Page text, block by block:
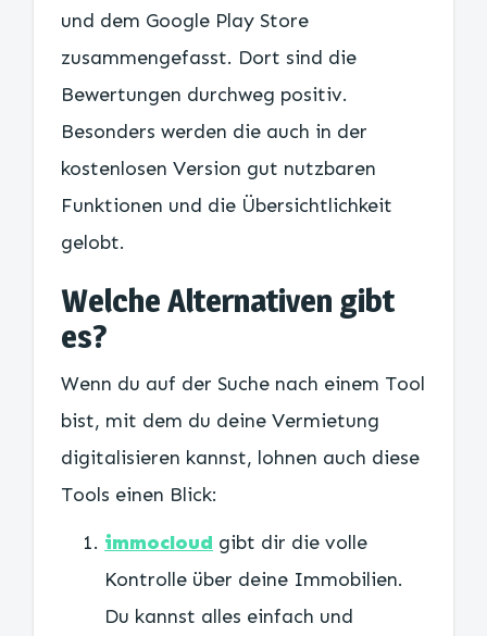
und dem Google Play Store
zusammengefasst. Dort sind die
Bewertungen durchweg positiv.
Besonders werden die auch in der
kostenlosen Version gut nutzbaren
Funktionen und die Übersichtlichkeit
gelobt.
Welche Alternativen gibt
es?
Wenn du auf der Suche nach einem Tool
bist, mit dem du deine Vermietung
digitalisieren kannst, lohnen auch diese
Tools einen Blick:
immocloud gibt dir die volle
Kontrolle über deine Immobilien.
Du kannst alles einfach und